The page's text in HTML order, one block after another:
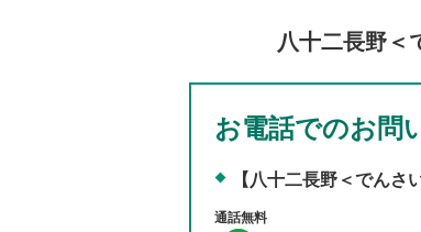
八十二長野＜
お電話でのお問
【八十二長野＜でんさ